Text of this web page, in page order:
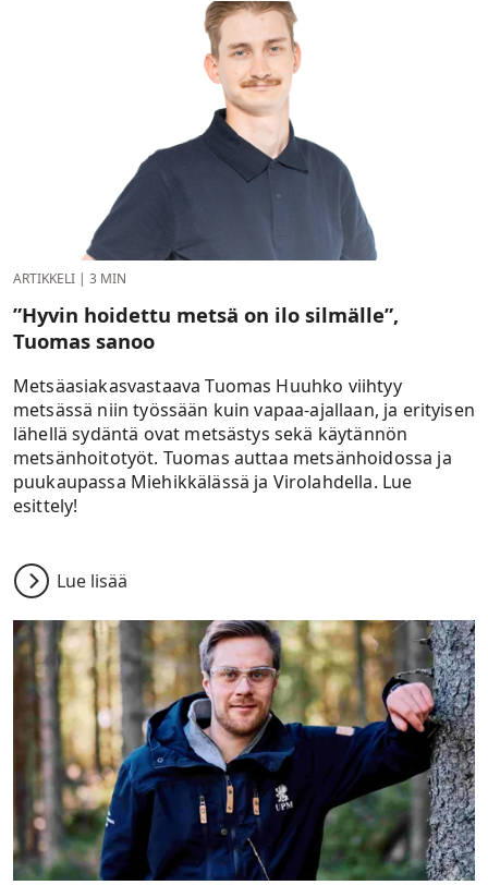
ARTIKKELI | 3 MIN
”Hyvin hoidettu metsä on ilo silmälle”,
Tuomas sanoo
Metsäasiakasvastaava Tuomas Huuhko viihtyy
metsässä niin työssään kuin vapaa-ajallaan, ja erityisen
lähellä sydäntä ovat metsästys sekä käytännön
metsänhoitotyöt. Tuomas auttaa metsänhoidossa ja
puukaupassa Miehikkälässä ja Virolahdella. Lue
esittely!
Lue lisää